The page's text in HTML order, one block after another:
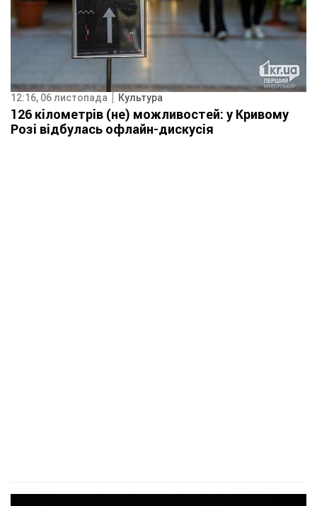
12:16, 06 листопада Культура
126 кілометрів (не) можливостей: у Кривому
Розі відбулась офлайн-дискусія